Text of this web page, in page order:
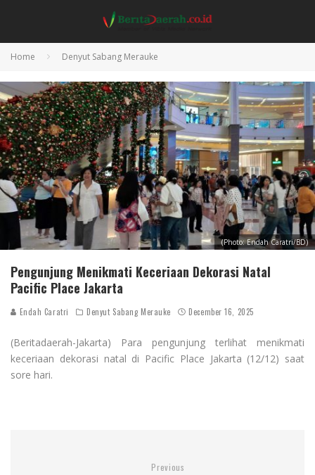
Home Denyut Sabang Merauke
(Photo: Endah Caratri/BD)
Pengunjung Menikmati Keceriaan Dekorasi Natal
Pacific Place Jakarta
Endah Caratri Denyut Sabang Merauke December 16, 2025
(Beritadaerah-Jakarta) Para pengunjung terlihat menikmati
keceriaan dekorasi natal di Pacific Place Jakarta (12/12) saat
sore hari.
Previous